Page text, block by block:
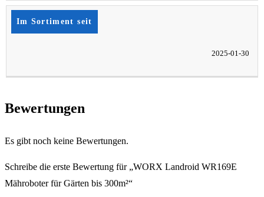
Im Sortiment seit
2025-01-30
Bewertungen
Es gibt noch keine Bewertungen.
Schreibe die erste Bewertung für „WORX Landroid WR169E
Mähroboter für Gärten bis 300m²“